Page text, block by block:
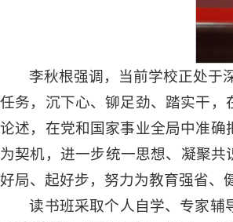
李秋根强调，当前学校正处于
任务，沉下心、铆足劲、踏实干
论述，在党和国家事业全局中准
为契机，进一步统一思想、凝聚
好局、起好步，努力为教育强省、
读书班采取个人自学、专家辅